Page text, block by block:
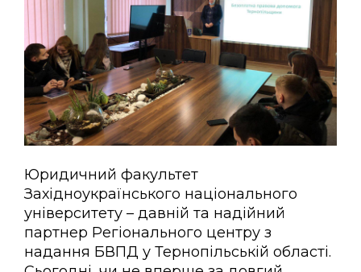
Юридичний факультет
Західноукраїнського національного
університету – давній та надійний
партнер Регіонального центру з
надання БВПД у Тернопільській області.